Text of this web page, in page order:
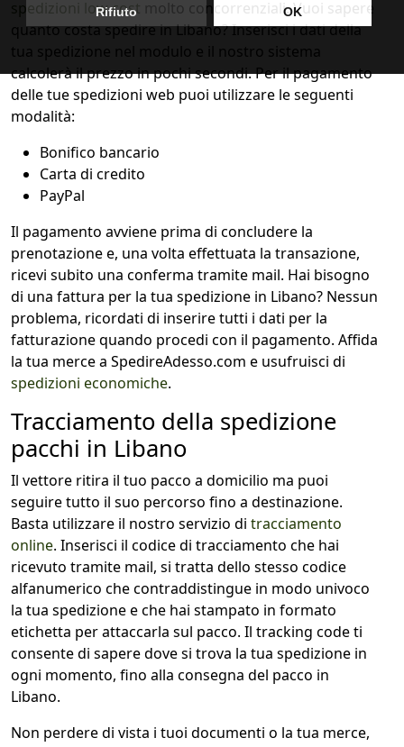
spedizioni low cost molto concorrenziali. Vuoi sapere
quanto costa spedire in Libano? Inserisci i dati della
tua spedizione nel modulo e il nostro sistema
calcolerà il prezzo in pochi secondi. Per il pagamento
delle tue spedizioni web puoi utilizzare le seguenti
modalità:
Bonifico bancario
Carta di credito
PayPal
Il pagamento avviene prima di concludere la
prenotazione e, una volta effettuata la transazione,
ricevi subito una conferma tramite mail. Hai bisogno
di una fattura per la tua spedizione in Libano? Nessun
problema, ricordati di inserire tutti i dati per la
fatturazione quando procedi con il pagamento. Affida
la tua merce a SpedireAdesso.com e usufruisci di
spedizioni economiche.
Tracciamento della spedizione
pacchi in Libano
Il vettore ritira il tuo pacco a domicilio ma puoi
seguire tutto il suo percorso fino a destinazione.
Basta utilizzare il nostro servizio di tracciamento
online. Inserisci il codice di tracciamento che hai
ricevuto tramite mail, si tratta dello stesso codice
alfanumerico che contraddistingue in modo univoco
la tua spedizione e che hai stampato in formato
etichetta per attaccarla sul pacco. Il tracking code ti
consente di sapere dove si trova la tua spedizione in
ogni momento, fino alla consegna del pacco in
Libano.
Non perdere di vista i tuoi documenti o la tua merce,